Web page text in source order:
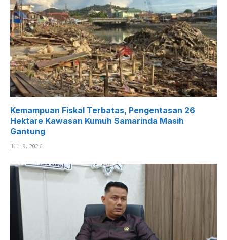
Kemampuan Fiskal Terbatas, Pengentasan 26
Hektare Kawasan Kumuh Samarinda Masih
Gantung
JULI 9, 2026